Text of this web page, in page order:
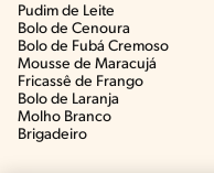
Pudim de Leite
Bolo de Cenoura
Bolo de Fubá Cremoso
Mousse de Maracujá
Fricassê de Frango
Bolo de Laranja
Molho Branco
Brigadeiro